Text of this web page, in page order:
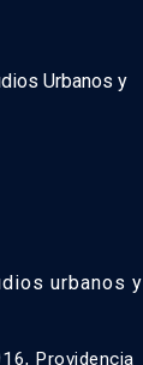
urbanos y
Providencia